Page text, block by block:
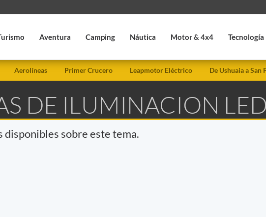
Aventura Camping Náutica Motor & 4x4 Tecnología
Aerolíneas Primer Crucero Leapmotor Eléctrico De Ushuaia a San
DE ILUMINACION LED
disponibles sobre este tema.